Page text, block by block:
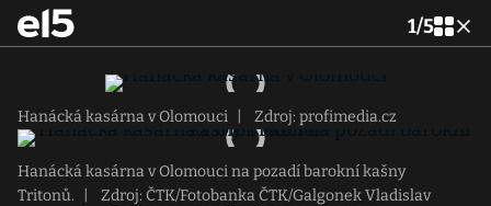
1/5
Hanácká kasárna v Olomouci Zdroj: profimedia.cz
Hanácká kasárna v Olomouci na pozadí barokní kašny
Tritonů.
Zdroj: ČTK/Fotobanka ČTK/Galgonek Vladislav